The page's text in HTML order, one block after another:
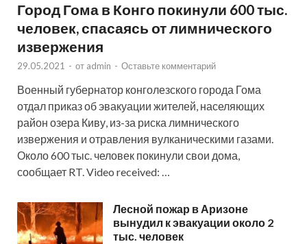
Город Гома в Конго покинули 600 тыс.
человек, спасаясь от лимнического
извержения
29.05.2021 - от admin - Оставьте комментарий
Военный губернатор конголезского города Гома
отдал приказ об эвакуации жителей, населяющих
район озера Киву, из-за риска лимнического
извержения и отравления вулканическими газами.
Около 600 тыс. человек покинули свои дома,
сообщает RT. Video received: …
Лесной пожар в Аризоне
вынудил к эвакуации около 2
тыс. человек